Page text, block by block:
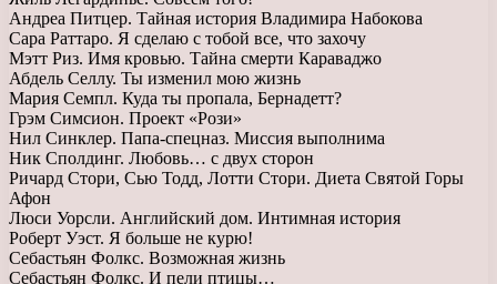
Андреа Питцер. Тайная история Владимира Набокова
Сара Раттаро. Я сделаю с тобой все, что захочу
Мэтт Риз. Имя кровью. Тайна смерти Караваджо
Абдель Селлу. Ты изменил мою жизнь
Мария Семпл. Куда ты пропала, Бернадетт?
Грэм Симсион. Проект «Рози»
Нил Синклер. Папа-спецназ. Миссия выполнима
Ник Сполдинг. Любовь… с двух сторон
Ричард Стори, Сью Тодд, Лотти Стори. Диета Святой Горы
Афон
Люси Уорсли. Английский дом. Интимная история
Роберт Уэст. Я больше не курю!
Себастьян Фолкс. Возможная жизнь
Себастьян Фолкс. И пели птицы…